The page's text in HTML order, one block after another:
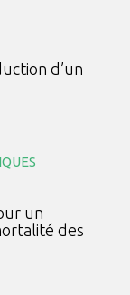
d’un
un
des